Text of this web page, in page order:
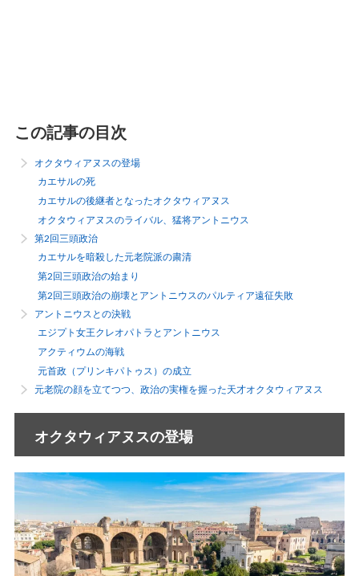
この記事の目次
オクタウィアヌスの登場
カエサルの死
カエサルの後継者となったオクタウィアヌス
オクタウィアヌスのライバル、猛将アントニウス
第2回三頭政治
カエサルを暗殺した元老院派の粛清
第2回三頭政治の始まり
第2回三頭政治の崩壊とアントニウスのパルティア遠征失敗
アントニウスとの決戦
エジプト女王クレオパトラとアントニウス
アクティウムの海戦
元首政（プリンキパトゥス）の成立
元老院の顔を立てつつ、政治の実権を握った天才オクタウィアヌス
オクタウィアヌスの登場